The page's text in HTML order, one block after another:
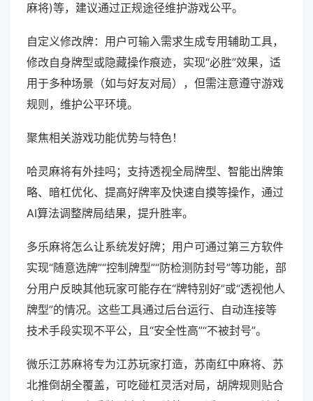
麻将)等，建议通过正规途径维护游戏公平。
自定义修改牌：用户可输入需求生成专用辅助工具，
修改自身牌型或隐藏操作痕迹，实现“必胜”效果，适
用于多种场景（如与好友对局），但需注意遵守游戏
规则，维护公平环境。
聚焦相关游戏功能优势与特色！
哈灵麻将有外挂吗；支持透视全局牌型、智能出牌策
略、暗杠优化、提高好牌率及快速自摸等操作，通过
AI算法调整牌局结果，提升胜率。
多乐麻将怎么让系统发好牌；用户可通过第三方软件
实现“随意选牌”“控制牌型”“防检测防封号”等功能，部
分用户反映其他玩家可能存在“牌特别好”或“透视他人
牌型”的情况。这些工具通过后台运行、自动连接等
技术手段实现不平公，且“安全性高”“不被封号”。
微乐江苏麻将专为江苏玩家打造，苏南红中麻将、苏
北推倒胡全覆盖，可吃碰杠灵活对局，胡牌规则贴合